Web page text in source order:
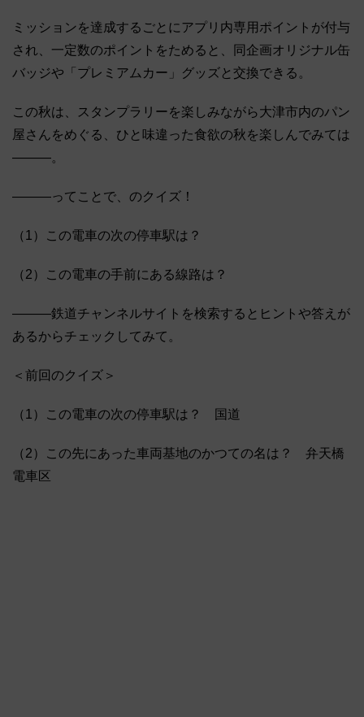
ミッションを達成するごとにアプリ内専用ポイントが付与
され、一定数のポイントをためると、同企画オリジナル缶
バッジや「プレミアムカー」グッズと交換できる。
この秋は、スタンプラリーを楽しみながら大津市内のパン
屋さんをめぐる、ひと味違った食欲の秋を楽しんでみては
―――。
―――ってことで、のクイズ！
（1）この電車の次の停車駅は？
（2）この電車の手前にある線路は？
―――鉄道チャンネルサイトを検索するとヒントや答えが
あるからチェックしてみて。
＜前回のクイズ＞
（1）この電車の次の停車駅は？ 国道
（2）この先にあった車両基地のかつての名は？ 弁天橋
電車区